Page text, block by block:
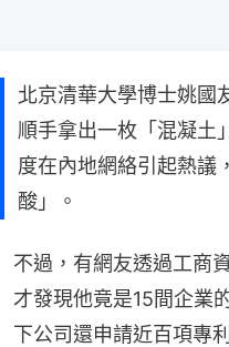
北京清華大學博士姚國
順手拿出一枚「混凝土
度在內地網絡引起熱議
酸」。
不過，有網友透過工商
才發現他竟是15間企業
下公司還申請近百項專